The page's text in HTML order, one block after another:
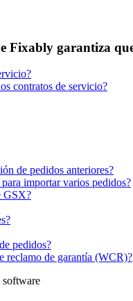
Fixably garantiza
contratos de servicio?
de pedidos anteriores?
importar varios pedidos?
GSX?
pedidos?
reclamo de garantía (WCR)?
software